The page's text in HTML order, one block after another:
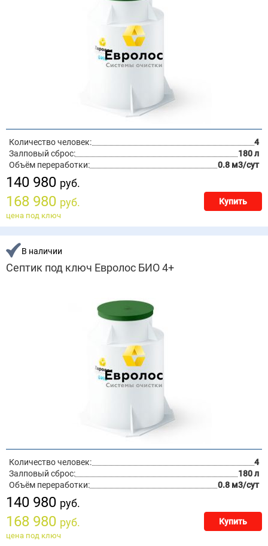
Количество человек:
4
Залповый сброс:
180 л
Объём переработки:
0.8 м3/сут
140 980 руб.
168 980 руб. Купить
цена под ключ
В наличии
Септик под ключ Евролос БИО 4+
Количество человек:
4
Залповый сброс:
180 л
Объём переработки:
0.8 м3/сут
140 980 руб.
168 980 руб. Купить
цена под ключ